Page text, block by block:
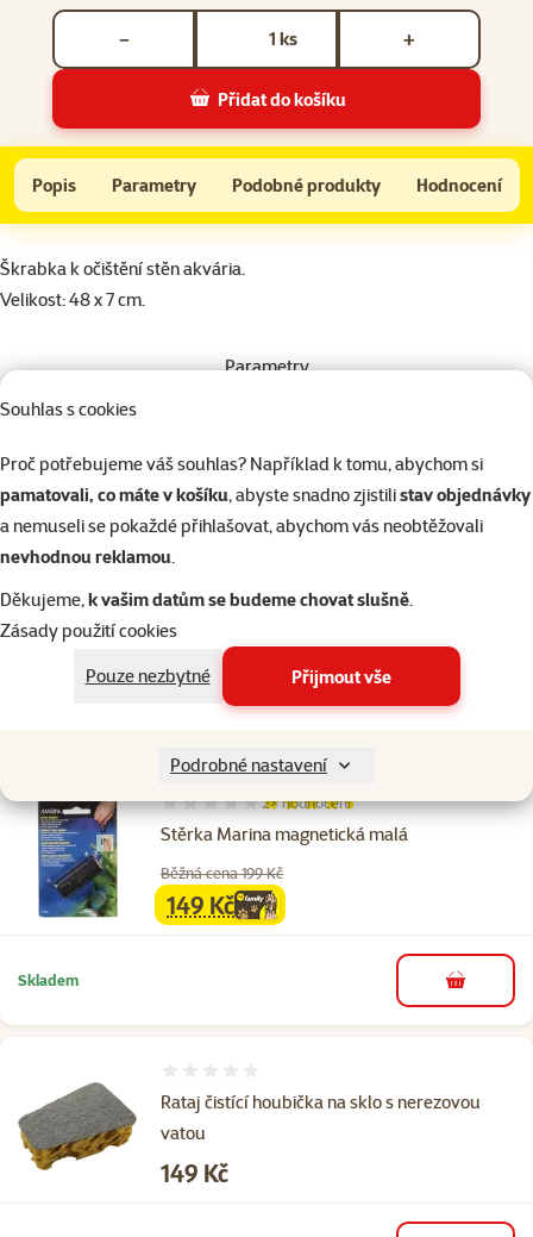
Souhlas s cookies
Proč potřebujeme váš souhlas? Například k tomu, abychom si
pamatovali, co máte v košíku, abyste snadno zjistilistav objednávky
a nemuseli se pokaždé přihlašovat, abychom vás neobtěžovali
nevhodnou reklamou.
Děkujeme,k vašim datům se budeme chovat slušně.
Zásady použití cookies
Pouze nezbytné
Přijmout vše
Podrobné nastavení
ks
− +
Přidat do košíku
Škrabka MARINA akvarijní velká
Do košíku
Popis Parametry Podobné produkty Hodnocení
Na začátek stránky
superzoo.product.detail.content
Škrabka k očištění stěn akvária.
Velikost: 48 x 7 cm.
Parametry
Značka
EAN
015561110181
Podobné produkty
Škrabka MARINA akvarijní se žiletkou
1× hodnocení
Cena
139 Kč
Stěrka Marina magnetická malá
Hodnocení 90%, počet hodnocení: 2
2×hodnocení
Běžná cena 199 Kč
familycena
149 Kč
Skladem do košíku
Rataj čistící houbička na sklo s nerezovou
vatou
Cena
149 Kč